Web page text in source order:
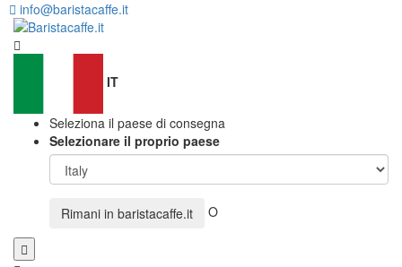
info@baristacaffe.it
IT
Seleziona il paese di consegna
Selezionare il proprio paese
Rimani in baristacaffe.it O